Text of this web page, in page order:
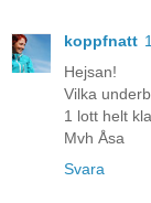
koppfnatt
Hejsan!
Vilka
1 lott helt
Mvh Åsa
Svara